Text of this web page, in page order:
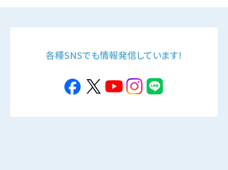
各種SNSでも情報発信しています！